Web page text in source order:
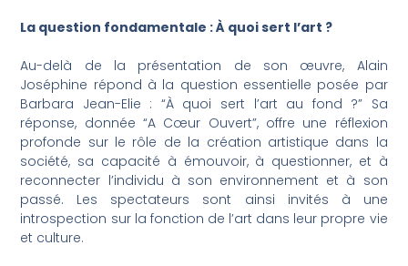
La question fondamentale : À quoi sert l’art ?
Au-delà de la présentation de son œuvre, Alain
Joséphine répond à la question essentielle posée par
Barbara Jean-Elie : “À quoi sert l’art au fond ?” Sa
réponse, donnée “A Cœur Ouvert”, offre une réflexion
profonde sur le rôle de la création artistique dans la
société, sa capacité à émouvoir, à questionner, et à
reconnecter l’individu à son environnement et à son
passé. Les spectateurs sont ainsi invités à une
introspection sur la fonction de l’art dans leur propre vie
et culture.